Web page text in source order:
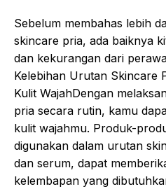
Sebelum membahas lebih
skincare pria, ada baiknya
dan kekurangan dari
Kelebihan Urutan Skincare
Kulit WajahDengan
pria secara rutin, kamu
kulit wajahmu. Produk-
digunakan dalam urutan
dan serum, dapat
kelembapan yang